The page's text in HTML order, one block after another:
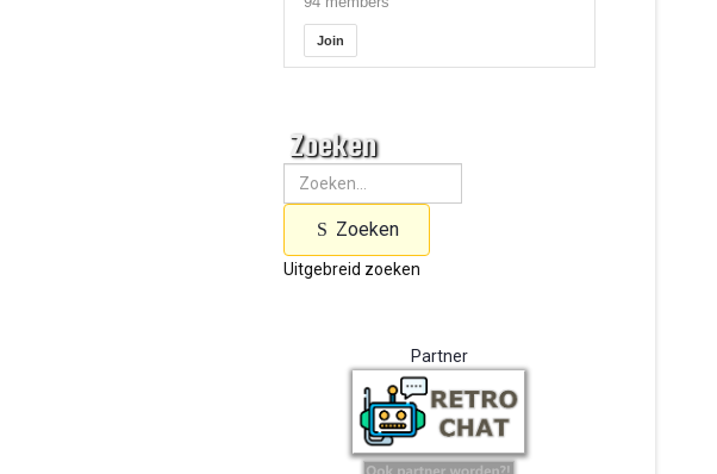
Join
Zoeken
Zoeken
Uitgebreid zoeken
Partner